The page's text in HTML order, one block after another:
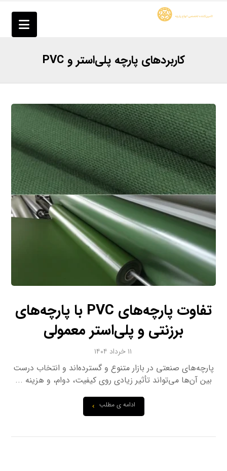
کاربردهای پارچه پلی‌استر و PVC
تفاوت پارچه‌های PVC با پارچه‌های
برزنتی و پلی‌استر معمولی
۱۱ خرداد ۱۴۰۴
پارچه‌های صنعتی در بازار متنوع و گسترده‌اند و انتخاب درست
بین آن‌ها می‌تواند تأثیر زیادی روی کیفیت، دوام، و هزینه ...
ادامه ی مطلب